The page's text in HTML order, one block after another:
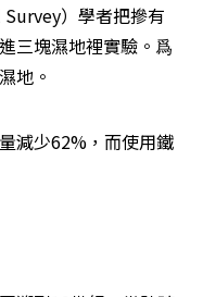
）學者把摻有
三塊濕地裡實驗。爲
地。
減少62%，而使用鐵